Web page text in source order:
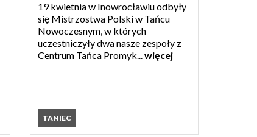
19 kwietnia w Inowrocławiu odbyły
się Mistrzostwa Polski w Tańcu
Nowoczesnym, w których
uczestniczyły dwa nasze zespoły z
Centrum Tańca Promyk...więcej
TANIEC